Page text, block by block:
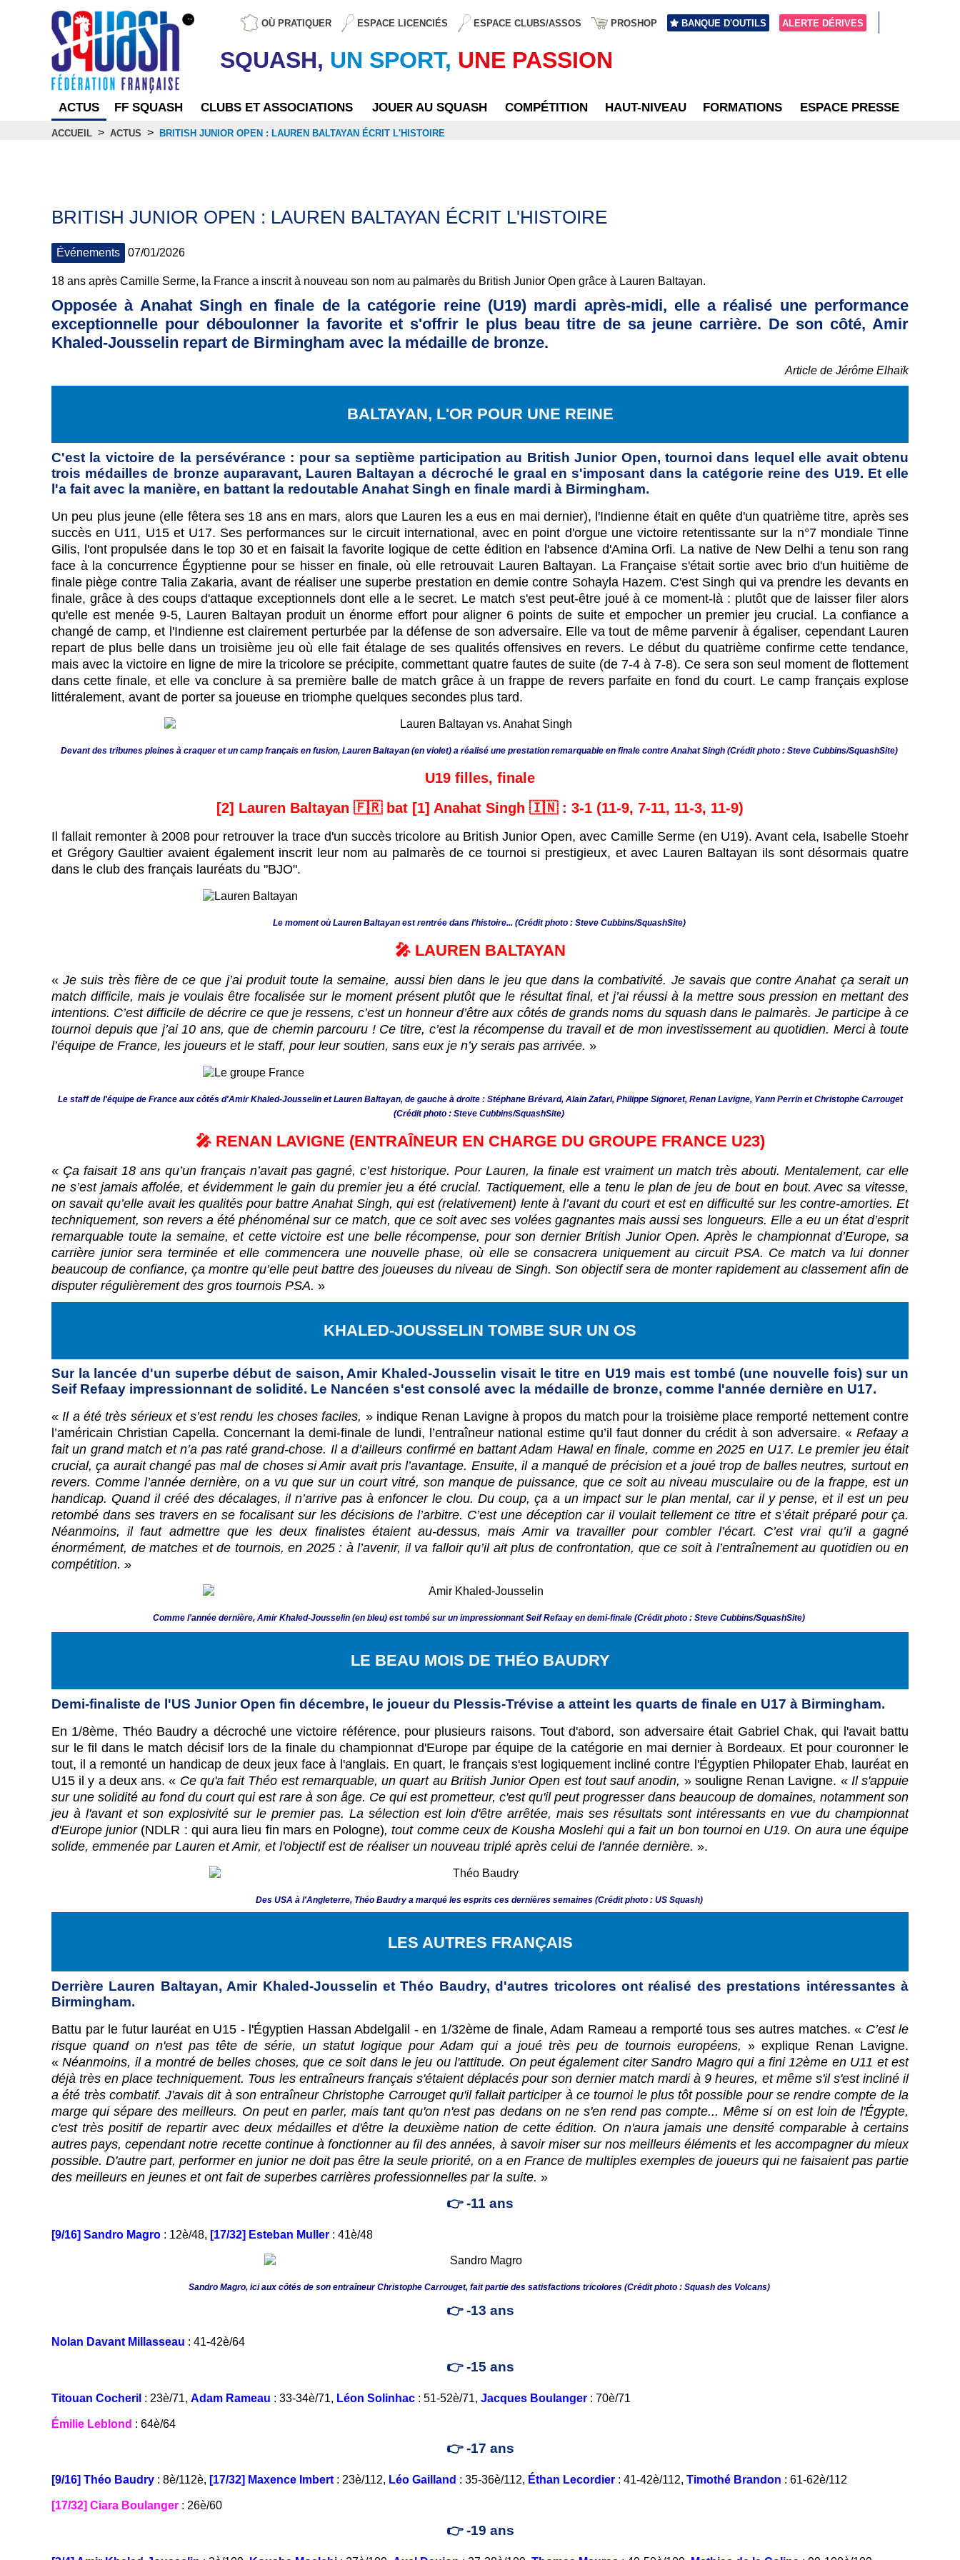
OÙ PRATIQUER ESPACE LICENCIÉS ESPACE CLUBS/ASSOS PROSHOP BANQUE D'OUTILS ALERTE DÉRIVES
SQUASH, UN SPORT, UNE PASSION
ACTUS FF SQUASH CLUBS ET ASSOCIATIONS JOUER AU SQUASH COMPÉTITION HAUT-NIVEAU FORMATIONS ESPACE PRESSE
ACCUEIL > ACTUS > BRITISH JUNIOR OPEN : LAUREN BALTAYAN ÉCRIT L'HISTOIRE
BRITISH JUNIOR OPEN : LAUREN BALTAYAN ÉCRIT L'HISTOIRE
Événements 07/01/2026
18 ans après Camille Serme, la France a inscrit à nouveau son nom au palmarès du British Junior Open grâce à Lauren Baltayan.
Opposée à Anahat Singh en finale de la catégorie reine (U19) mardi après-midi, elle a réalisé une performance
exceptionnelle pour déboulonner la favorite et s'offrir le plus beau titre de sa jeune carrière. De son côté, Amir
Khaled-Jousselin repart de Birmingham avec la médaille de bronze.
Article de Jérôme Elhaïk
BALTAYAN, L'OR POUR UNE REINE
C'est la victoire de la persévérance : pour sa septième participation au British Junior Open, tournoi dans lequel elle avait obtenu
trois médailles de bronze auparavant, Lauren Baltayan a décroché le graal en s'imposant dans la catégorie reine des U19. Et elle
l'a fait avec la manière, en battant la redoutable Anahat Singh en finale mardi à Birmingham.
Un peu plus jeune (elle fêtera ses 18 ans en mars, alors que Lauren les a eus en mai dernier), l'Indienne était en quête d'un quatrième titre, après ses
succès en U11, U15 et U17. Ses performances sur le circuit international, avec en point d'orgue une victoire retentissante sur la n°7 mondiale Tinne
Gilis, l'ont propulsée dans le top 30 et en faisait la favorite logique de cette édition en l'absence d'Amina Orfi. La native de New Delhi a tenu son rang
face à la concurrence Égyptienne pour se hisser en finale, où elle retrouvait Lauren Baltayan. La Française s'était sortie avec brio d'un huitième de
finale piège contre Talia Zakaria, avant de réaliser une superbe prestation en demie contre Sohayla Hazem. C'est Singh qui va prendre les devants en
finale, grâce à des coups d'attaque exceptionnels dont elle a le secret. Le match s'est peut-être joué à ce moment-là : plutôt que de laisser filer alors
qu'elle est menée 9-5, Lauren Baltayan produit un énorme effort pour aligner 6 points de suite et empocher un premier jeu crucial. La confiance a
changé de camp, et l'Indienne est clairement perturbée par la défense de son adversaire. Elle va tout de même parvenir à égaliser, cependant Lauren
repart de plus belle dans un troisième jeu où elle fait étalage de ses qualités offensives en revers. Le début du quatrième confirme cette tendance,
mais avec la victoire en ligne de mire la tricolore se précipite, commettant quatre fautes de suite (de 7-4 à 7-8). Ce sera son seul moment de flottement
dans cette finale, et elle va conclure à sa première balle de match grâce à un frappe de revers parfaite en fond du court. Le camp français explose
littéralement, avant de porter sa joueuse en triomphe quelques secondes plus tard.
Devant des tribunes pleines à craquer et un camp français en fusion, Lauren Baltayan (en violet) a réalisé une prestation remarquable en finale contre Anahat Singh (Crédit photo : Steve Cubbins/SquashSite)
U19 filles, finale
[2] Lauren Baltayan 🇫🇷 bat [1] Anahat Singh 🇮🇳 : 3-1 (11-9, 7-11, 11-3, 11-9)
Il fallait remonter à 2008 pour retrouver la trace d'un succès tricolore au British Junior Open, avec Camille Serme (en U19). Avant cela, Isabelle Stoehr
et Grégory Gaultier avaient également inscrit leur nom au palmarès de ce tournoi si prestigieux, et avec Lauren Baltayan ils sont désormais quatre
dans le club des français lauréats du "BJO".
Le moment où Lauren Baltayan est rentrée dans l'histoire... (Crédit photo : Steve Cubbins/SquashSite)
🎤 LAUREN BALTAYAN
«Je suis très fière de ce que j’ai produit toute la semaine, aussi bien dans le jeu que dans la combativité. Je savais que contre Anahat ça serait un
match difficile, mais je voulais être focalisée sur le moment présent plutôt que le résultat final, et j’ai réussi à la mettre sous pression en mettant des
intentions. C’est difficile de décrire ce que je ressens, c’est un honneur d’être aux côtés de grands noms du squash dans le palmarès. Je participe à ce
tournoi depuis que j’ai 10 ans, que de chemin parcouru ! Ce titre, c’est la récompense du travail et de mon investissement au quotidien. Merci à toute
l’équipe de France, les joueurs et le staff, pour leur soutien, sans eux je n’y serais pas arrivée. »
Le staff de l'équipe de France aux côtés d'Amir Khaled-Jousselin et Lauren Baltayan, de gauche à droite : Stéphane Brévard, Alain Zafari, Philippe Signoret, Renan Lavigne, Yann Perrin et Christophe Carrouget
(Crédit photo : Steve Cubbins/SquashSite)
🎤 RENAN LAVIGNE (ENTRAÎNEUR EN CHARGE DU GROUPE FRANCE U23)
« Ça faisait 18 ans qu’un français n’avait pas gagné, c’est historique. Pour Lauren, la finale est vraiment un match très abouti. Mentalement, car elle
ne s’est jamais affolée, et évidemment le gain du premier jeu a été crucial. Tactiquement, elle a tenu le plan de jeu de bout en bout. Avec sa vitesse,
on savait qu’elle avait les qualités pour battre Anahat Singh, qui est (relativement) lente à l’avant du court et est en difficulté sur les contre-amorties. Et
techniquement, son revers a été phénoménal sur ce match, que ce soit avec ses volées gagnantes mais aussi ses longueurs. Elle a eu un état d’esprit
remarquable toute la semaine, et cette victoire est une belle récompense, pour son dernier British Junior Open. Après le championnat d’Europe, sa
carrière junior sera terminée et elle commencera une nouvelle phase, où elle se consacrera uniquement au circuit PSA. Ce match va lui donner
beaucoup de confiance, ça montre qu’elle peut battre des joueuses du niveau de Singh. Son objectif sera de monter rapidement au classement afin de
disputer régulièrement des gros tournois PSA. »
KHALED-JOUSSELIN TOMBE SUR UN OS
Sur la lancée d'un superbe début de saison, Amir Khaled-Jousselin visait le titre en U19 mais est tombé (une nouvelle fois) sur un
Seif Refaay impressionnant de solidité. Le Nancéen s'est consolé avec la médaille de bronze, comme l'année dernière en U17.
«Il a été très sérieux et s’est rendu les choses faciles, » indique Renan Lavigne à propos du match pour la troisième place remporté nettement contre
l’américain Christian Capella. Concernant la demi-finale de lundi, l’entraîneur national estime qu’il faut donner du crédit à son adversaire. « Refaay a
fait un grand match et n’a pas raté grand-chose. Il a d’ailleurs confirmé en battant Adam Hawal en finale, comme en 2025 en U17. Le premier jeu était
crucial, ça aurait changé pas mal de choses si Amir avait pris l’avantage. Ensuite, il a manqué de précision et a joué trop de balles neutres, surtout en
revers. Comme l’année dernière, on a vu que sur un court vitré, son manque de puissance, que ce soit au niveau musculaire ou de la frappe, est un
handicap. Quand il créé des décalages, il n’arrive pas à enfoncer le clou. Du coup, ça a un impact sur le plan mental, car il y pense, et il est un peu
retombé dans ses travers en se focalisant sur les décisions de l’arbitre. C’est une déception car il voulait tellement ce titre et s’était préparé pour ça.
Néanmoins, il faut admettre que les deux finalistes étaient au-dessus, mais Amir va travailler pour combler l’écart. C’est vrai qu’il a gagné
énormément, de matches et de tournois, en 2025 : à l’avenir, il va falloir qu’il ait plus de confrontation, que ce soit à l’entraînement au quotidien ou en
compétition. »
Comme l'année dernière, Amir Khaled-Jousselin (en bleu) est tombé sur un impressionnant Seif Refaay en demi-finale (Crédit photo : Steve Cubbins/SquashSite)
LE BEAU MOIS DE THÉO BAUDRY
Demi-finaliste de l'US Junior Open fin décembre, le joueur du Plessis-Trévise a atteint les quarts de finale en U17 à Birmingham.
En 1/8ème, Théo Baudry a décroché une victoire référence, pour plusieurs raisons. Tout d'abord, son adversaire était Gabriel Chak, qui l'avait battu
sur le fil dans le match décisif lors de la finale du championnat d'Europe par équipe de la catégorie en mai dernier à Bordeaux. Et pour couronner le
tout, il a remonté un handicap de deux jeux face à l'anglais. En quart, le français s'est logiquement incliné contre l'Égyptien Philopater Ehab, lauréat en
U15 il y a deux ans. « Ce qu'a fait Théo est remarquable, un quart au British Junior Open est tout sauf anodin, » souligne Renan Lavigne. «Il s'appuie
sur une solidité au fond du court qui est rare à son âge. Ce qui est prometteur, c'est qu'il peut progresser dans beaucoup de domaines, notamment son
jeu à l'avant et son explosivité sur le premier pas. La sélection est loin d'être arrêtée, mais ses résultats sont intéressants en vue du championnat
d'Europe junior (NDLR : qui aura lieu fin mars en Pologne), tout comme ceux de Kousha Moslehi qui a fait un bon tournoi en U19. On aura une équipe
solide, emmenée par Lauren et Amir, et l'objectif est de réaliser un nouveau triplé après celui de l'année dernière. ».
Des USA à l'Angleterre, Théo Baudry a marqué les esprits ces dernières semaines (Crédit photo : US Squash)
LES AUTRES FRANÇAIS
Derrière Lauren Baltayan, Amir Khaled-Jousselin et Théo Baudry, d'autres tricolores ont réalisé des prestations intéressantes à
Birmingham.
Battu par le futur lauréat en U15 - l'Égyptien Hassan Abdelgalil - en 1/32ème de finale, Adam Rameau a remporté tous ses autres matches. « C’est le
risque quand on n'est pas tête de série, un statut logique pour Adam qui a joué très peu de tournois européens, » explique Renan Lavigne.
«Néanmoins, il a montré de belles choses, que ce soit dans le jeu ou l'attitude. On peut également citer Sandro Magro qui a fini 12ème en U11 et est
déjà très en place techniquement. Tous les entraîneurs français s'étaient déplacés pour son dernier match mardi à 9 heures, et même s'il s'est incliné il
a été très combatif. J'avais dit à son entraîneur Christophe Carrouget qu'il fallait participer à ce tournoi le plus tôt possible pour se rendre compte de la
marge qui sépare des meilleurs. On peut en parler, mais tant qu'on n'est pas dedans on ne s'en rend pas compte... Même si on est loin de l'Égypte,
c'est très positif de repartir avec deux médailles et d'être la deuxième nation de cette édition. On n'aura jamais une densité comparable à certains
autres pays, cependant notre recette continue à fonctionner au fil des années, à savoir miser sur nos meilleurs éléments et les accompagner du mieux
possible. D'autre part, performer en junior ne doit pas être la seule priorité, on a en France de multiples exemples de joueurs qui ne faisaient pas partie
des meilleurs en jeunes et ont fait de superbes carrières professionnelles par la suite. »
👉 -11 ans
[9/16] Sandro Magro : 12è/48, [17/32] Esteban Muller : 41è/48
Sandro Magro, ici aux côtés de son entraîneur Christophe Carrouget, fait partie des satisfactions tricolores (Crédit photo : Squash des Volcans)
👉 -13 ans
Nolan Davant Millasseau : 41-42è/64
👉 -15 ans
Titouan Cocheril : 23è/71, Adam Rameau : 33-34è/71, Léon Solinhac : 51-52è/71, Jacques Boulanger : 70è/71
Émilie Leblond : 64è/64
👉 -17 ans
[9/16] Théo Baudry : 8è/112è, [17/32] Maxence Imbert : 23è/112, Léo Gailland : 35-36è/112, Éthan Lecordier : 41-42è/112, Timothé Brandon : 61-62è/112
[17/32] Ciara Boulanger : 26è/60
👉 -19 ans